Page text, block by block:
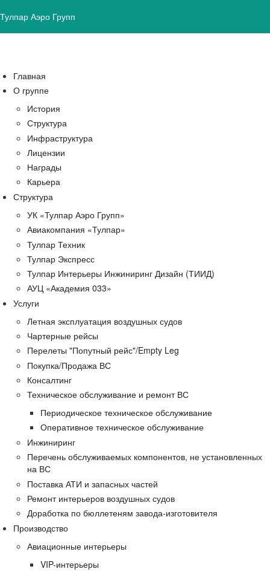
Тулпар Аэро Групп
Главная
О группе
История
Структура
Инфраструктура
Лицензии
Награды
Карьера
Структура
УК «Тулпар Аэро Групп»
Авиакомпания «Тулпар»
Тулпар Техник
Тулпар Экспресс
Тулпар Интерьеры Инжиниринг Дизайн (ТИИД)
АУЦ «Академия 033»
Услуги
Летная эксплуатация воздушных судов
Чартерные рейсы
Перелеты "Попутный рейс"/Empty Leg
Покупка/Продажа ВС
Консалтинг
Техническое обслуживание и ремонт ВС
Периодическое техническое обслуживание
Оперативное техническое обслуживание
Инжиниринг
Перечень обслуживаемых компонентов, не установленных
на ВС
Поставка АТИ и запасных частей
Ремонт интерьеров воздушных судов
Доработка по бюллетеням завода-изготовителя
Производство
Авиационные интерьеры
VIP-интерьеры